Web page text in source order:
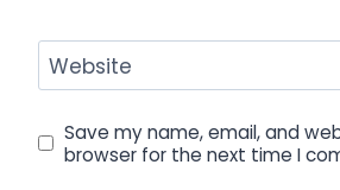
Website
Save my name, email, and
browser for the next time I